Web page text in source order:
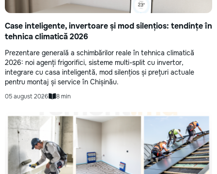
Case inteligente, invertoare și mod silențios: tendințe în
tehnica climatică 2026
Prezentare generală a schimbărilor reale în tehnica climatică
2026: noi agenți frigorifici, sisteme multi-split cu invertor,
integrare cu casa inteligentă, mod silențios și prețuri actuale
pentru montaj și service în Chișinău.
05 august 2026 8 min